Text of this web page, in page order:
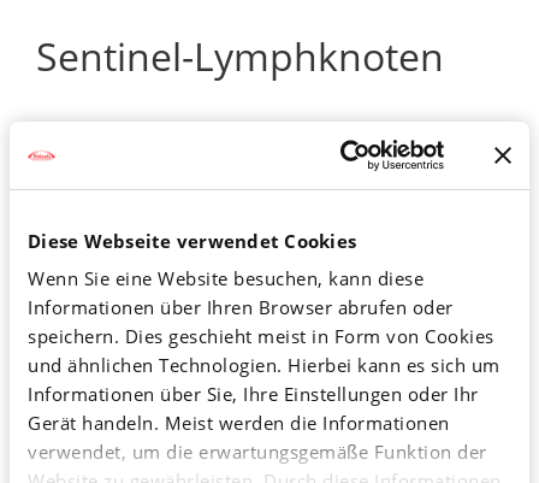
Diese Webseite verwendet Cookies
Wenn Sie eine Website besuchen, kann diese
Informationen über Ihren Browser abrufen oder
speichern. Dies geschieht meist in Form von Cookies
und ähnlichen Technologien. Hierbei kann es sich um
Informationen über Sie, Ihre Einstellungen oder Ihr
Gerät handeln. Meist werden die Informationen
verwendet, um die erwartungsgemäße Funktion der
Sentinel-Lymphknoten
Wache, Posten).
Abflussgebiet der Lymphe (Gewebewasser) aus einem
bestimmten Organ zuerst durchströmt wird (mehr zur
Filterfunktion und zur Anordnung in Form von
regionären und sekundären Stationen
unter Lymphknoten).
Falls sich in diesem Organ ein
bösartiger Tumor befindet,